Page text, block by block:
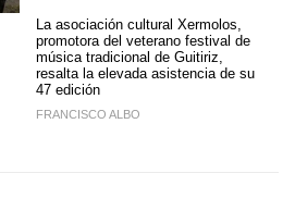
La asociación cultural Xermolos,
promotora del veterano festival de
música tradicional de Guitiriz,
resalta la elevada asistencia de su
47 edición
FRANCISCO ALBO